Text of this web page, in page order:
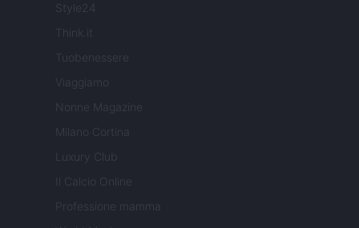
Style24
Think.it
Tuobenessere
Viaggiamo
Nonne Magazine
Milano Cortina
Luxury Club
Il Calcio Online
Professione mamma